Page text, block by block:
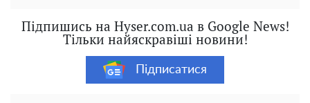
Підпишись на Hyser.com.ua в Google News!
Тільки найяскравіші новини!
Підписатися